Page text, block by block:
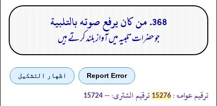
368. من كان يرفع صوته بالتلبية
جو حضرات تلبیہ میں آواز بلند کرتے ہیں
Report Error اظهار التشكيل
ترقیم عوامۃ: 15276 ترقیم الشثری: --
15724